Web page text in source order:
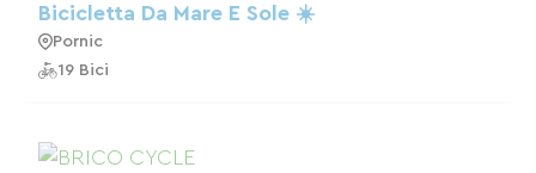
Bicicletta Da Mare E Sole ☀️
Pornic
19 Bici